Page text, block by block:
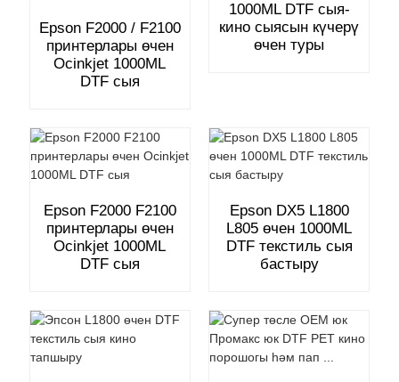
Epson F2000 / F2100
принтерлары өчен
Ocinkjet 1000ML
DTF сыя
1000ML DTF сыя-
кино сыясын күчерү
өчен туры
Epson F2000 F2100
принтерлары өчен
Ocinkjet 1000ML
DTF сыя
Epson DX5 L1800
L805 өчен 1000ML
DTF текстиль сыя
бастыру